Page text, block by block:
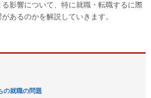
影響について、特に就職・転職するに際
あるのかを解説していきます。
の就職の問題